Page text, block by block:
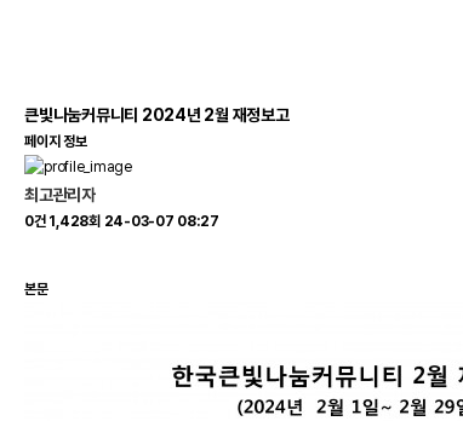
큰빛나눔커뮤니티 2024년 2월 재정보고
페이지 정보
최고관리자
0건 1,428회 24-03-07 08:27
본문